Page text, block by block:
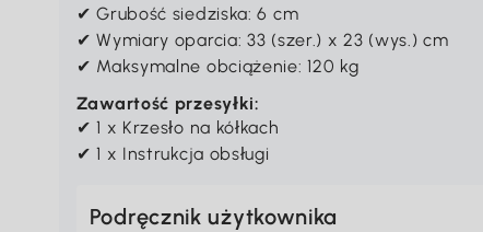
✔ Grubość siedziska: 6 cm
✔ Wymiary oparcia: 33 (szer.) x 23 (wys.) cm
✔ Maksymalne obciążenie: 120 kg
Zawartość przesyłki:
✔ 1 x Krzesło na kółkach
✔ 1 x Instrukcja obsługi
Podręcznik użytkownika